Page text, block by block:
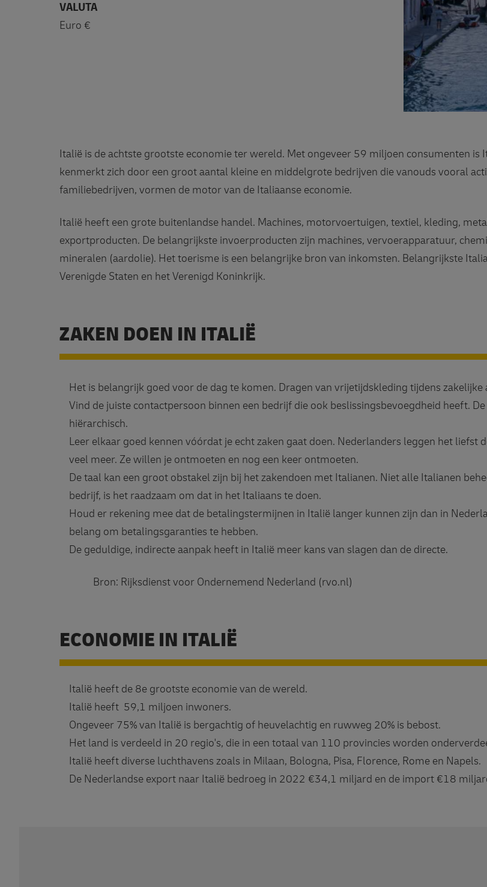
VALUTA
Euro €
Italië is de achtste grootste economie ter wereld. Met ongeveer 59 miljoen consumenten
kenmerkt zich door een groot aantal kleine en middelgrote bedrijven die vanouds vooral
familiebedrijven, vormen de motor van de Italiaanse economie.
Italië heeft een grote buitenlandse handel. Machines, motorvoertuigen, textiel, kleding,
exportproducten. De belangrijkste invoerproducten zijn machines, vervoerapparatuur,
mineralen (aardolie). Het toerisme is een belangrijke bron van inkomsten. Belangrijkste
Verenigde Staten en het Verenigd Koninkrijk.
ZAKEN DOEN IN ITALIË
Het is belangrijk goed voor de dag te komen. Dragen van vrijetijdskleding tijdens
Vind de juiste contactpersoon binnen een bedrijf die ook beslissingsbevoegdheid heeft.
hiërarchisch.
Leer elkaar goed kennen vóórdat je echt zaken gaat doen. Nederlanders leggen het
veel meer. Ze willen je ontmoeten en nog een keer ontmoeten.
De taal kan een groot obstakel zijn bij het zakendoen met Italianen. Niet alle Italianen
bedrijf, is het raadzaam om dat in het Italiaans te doen.
Houd er rekening mee dat de betalingstermijnen in Italië langer kunnen zijn dan in
belang om betalingsgaranties te hebben.
De geduldige, indirecte aanpak heeft in Italië meer kans van slagen dan de directe.
Bron: Rijksdienst voor Ondernemend Nederland (rvo.nl)
ECONOMIE IN ITALIË
Italië heeft de 8e grootste economie van de wereld.
Italië heeft 59,1 miljoen inwoners.
Ongeveer 75% van Italië is bergachtig of heuvelachtig en ruwweg 20% is bebost.
Het land is verdeeld in 20 regio's, die in een totaal van 110 provincies worden
Italië heeft diverse luchthavens zoals in Milaan, Bologna, Pisa, Florence, Rome en Napels.
De Nederlandse export naar Italië bedroeg in 2022 €34,1 miljard en de import €18